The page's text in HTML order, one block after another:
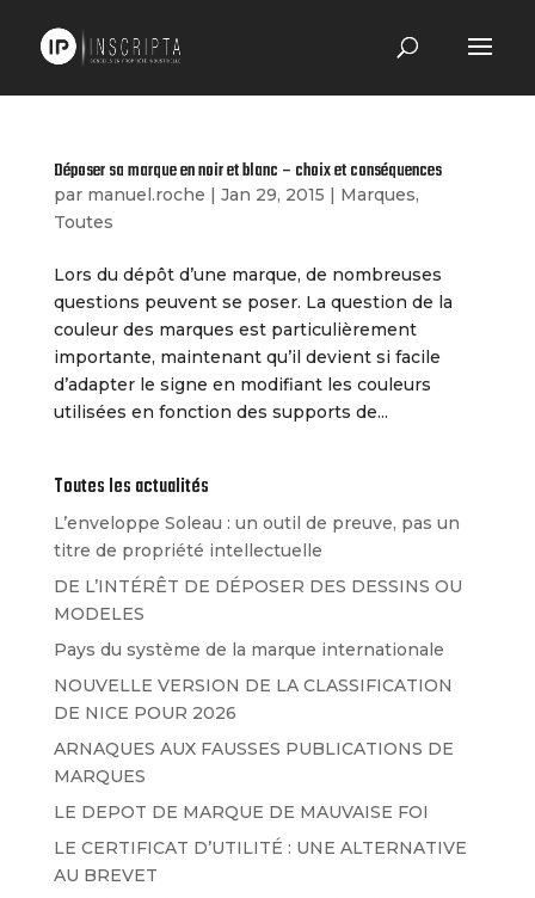
Déposer sa marque en noir et blanc – choix et conséquences
par manuel.roche | Jan 29, 2015 | Marques,
Toutes
Lors du dépôt d’une marque, de nombreuses
questions peuvent se poser. La question de la
couleur des marques est particulièrement
importante, maintenant qu’il devient si facile
d’adapter le signe en modifiant les couleurs
utilisées en fonction des supports de...
Toutes les actualités
L’enveloppe Soleau : un outil de preuve, pas un
titre de propriété intellectuelle
DE L’INTÉRÊT DE DÉPOSER DES DESSINS OU
MODELES
Pays du système de la marque internationale
NOUVELLE VERSION DE LA CLASSIFICATION
DE NICE POUR 2026
ARNAQUES AUX FAUSSES PUBLICATIONS DE
MARQUES
LE DEPOT DE MARQUE DE MAUVAISE FOI
LE CERTIFICAT D’UTILITÉ : UNE ALTERNATIVE
AU BREVET